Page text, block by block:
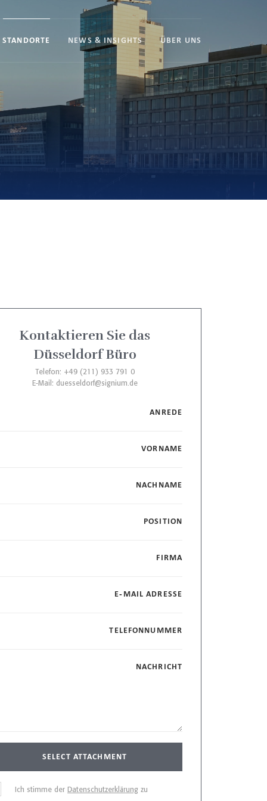
STANDORTE NEWS & INSIGHTS ÜBER UNS
Kontaktieren Sie das
Düsseldorf Büro
Telefon: +49 (211) 933 791 0
E-Mail: duesseldorf@signium.de
ANREDE
VORNAME
NACHNAME
POSITION
FIRMA
E-MAIL ADRESSE
TELEFONNUMMER
NACHRICHT
SELECT ATTACHMENT
Ich stimme der Datenschutzerklärung zu